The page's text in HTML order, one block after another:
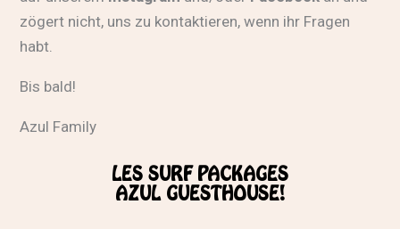
zögert nicht, uns zu kontaktieren, wenn ihr Fragen
habt.
Bis bald!
Azul Family
LES SURF PACKAGES
AZUL GUESTHOUSE!